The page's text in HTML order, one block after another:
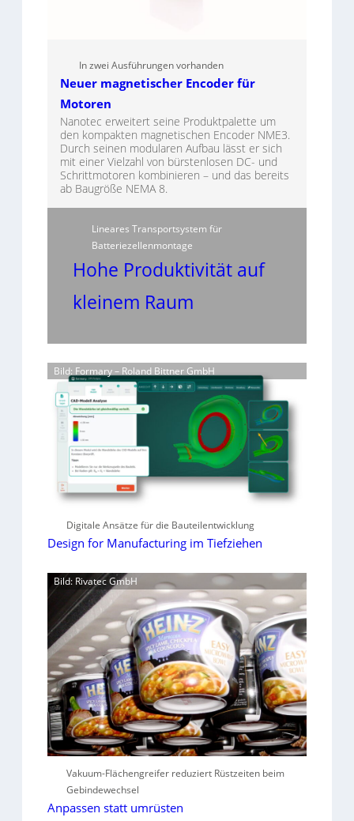
In zwei Ausführungen vorhanden
Neuer magnetischer Encoder für
Motoren
Nanotec erweitert seine Produktpalette um
den kompakten magnetischen Encoder NME3.
Durch seinen modularen Aufbau lässt er sich
mit einer Vielzahl von bürstenlosen DC- und
Schrittmotoren kombinieren – und das bereits
ab Baugröße NEMA 8.
Lineares Transportsystem für
Batteriezellenmontage
Hohe Produktivität auf
kleinem Raum
Bild: Formary – Roland Bittner GmbH
Digitale Ansätze für die Bauteilentwicklung
Design for Manufacturing im Tiefziehen
Bild: Rivatec GmbH
Vakuum-Flächengreifer reduziert Rüstzeiten beim
Gebindewechsel
Anpassen statt umrüsten